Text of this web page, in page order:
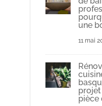
une
11 mai
pièce